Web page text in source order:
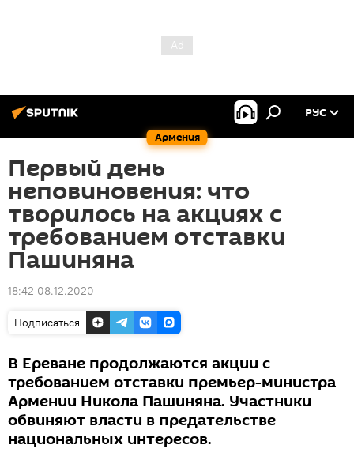
Армения
РУС
Первый день
неповиновения: что
творилось на акциях с
требованием отставки
Пашиняна
18:42 08.12.2020
Подписаться
В Ереване продолжаются акции с
требованием отставки премьер-министра
Армении Никола Пашиняна. Участники
обвиняют власти в предательстве
национальных интересов.